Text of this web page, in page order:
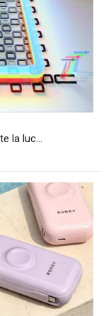
la luc...